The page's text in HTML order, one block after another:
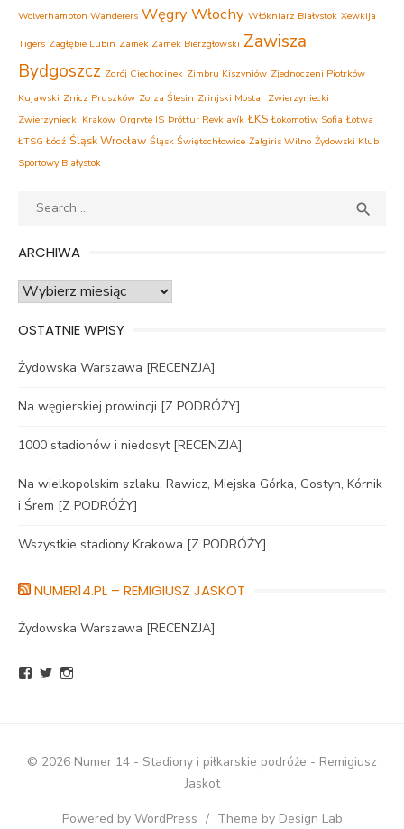
Wolverhampton Wanderers WęgryWłochy Włókniarz Białystok Xewkija
Tigers Zagłębie Lubin Zamek Zamek Bierzgłowski Zawisza
Bydgoszcz Zdrój Ciechocinek Zimbru Kiszyniów Zjednoczeni Piotrków
Kujawski Znicz Pruszków Zorza Ślesin Zrinjski Mostar Zwierzyniecki
Zwierzyniecki Kraków Örgryte IS Þróttur Reykjavík ŁKS Łokomotiw Sofia Łotwa
ŁTSG Łódź Śląsk Wrocław Śląsk Świętochłowice Żalgiris Wilno Żydowski Klub
Sportowy Białystok
Search

ARCHIWA
Archiwa
OSTATNIE WPISY
Żydowska Warszawa [RECENZJA]
Na węgierskiej prowincji [Z PODRÓŻY]
1000 stadionów i niedosyt [RECENZJA]
Na wielkopolskim szlaku. Rawicz, Miejska Górka, Gostyn, Kórnik
i Śrem [Z PODRÓŻY]
Wszystkie stadiony Krakowa [Z PODRÓŻY]
NUMER14.PL – REMIGIUSZ JASKOT
Żydowska Warszawa [RECENZJA]
ZobaczZobacz
© 2026 Numer 14 - Stadiony i piłkarskie podróże - Remigiusz
Jaskot
Powered by WordPress / Theme by Design Lab